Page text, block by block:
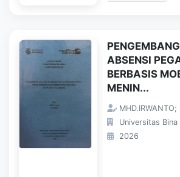
ABSENSI
BERBASIS
MENIN...
MHD.IRWANTO;
Universitas Bina
2026